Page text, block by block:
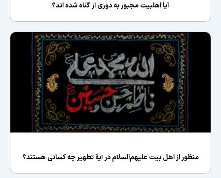
آیا اهلبیت مجبور به دوری از گناه شده اند؟
منظور از اهل بيت علیهم‌السلام در آية تطهير چه کسانی هستند؟